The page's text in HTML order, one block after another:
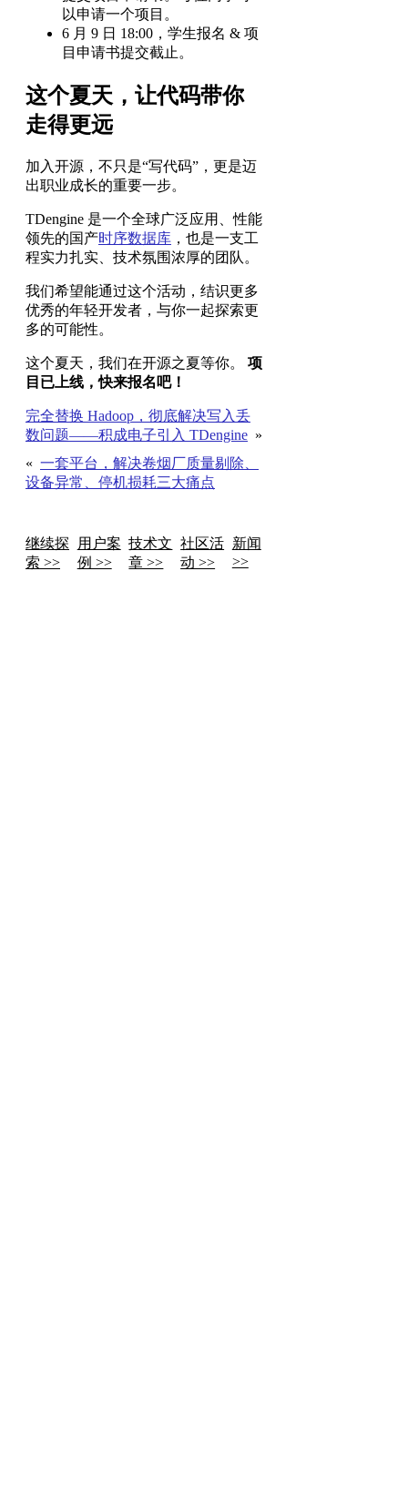
以申请一个项目。
6 月 9 日 18:00，学生报名 & 项
目申请书提交截止。
这个夏天，让代码带你
走得更远
加入开源，不只是“写代码”，更是迈
出职业成长的重要一步。
TDengine 是一个全球广泛应用、性能
领先的国产时序数据库 ，也是一支工
程实力扎实、技术氛围浓厚的团队。
我们希望能通过这个活动，结识更多
优秀的年轻开发者，与你一起探索更
多的可能性。
这个夏天，我们在开源之夏等你。 项
目已上线，快来报名吧！
完全替换 Hadoop，彻底解决写入丢
数问题——积成电子引入 TDengine »
« 一套平台，解决卷烟厂质量剔除、
设备异常、停机损耗三大痛点
继续探
索 >>
用户案
例 >>
技术文
章 >>
社区活
动 >>
新闻
>>